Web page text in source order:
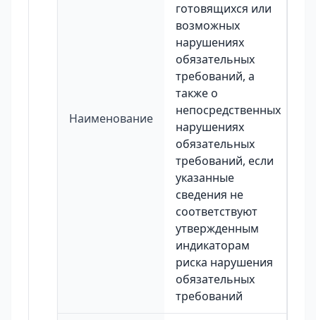
Наименование
готовящихся или
возможных
нарушениях
обязательных
требований, а
также о
непосредственных
нарушениях
обязательных
требований, если
указанные
сведения не
соответствуют
утвержденным
индикаторам
риска нарушения
обязательных
требований